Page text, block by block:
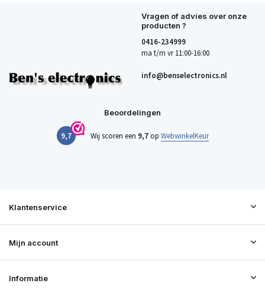
Vragen of advies over onze
producten ?
0416-234999
ma t/m vr 11:00-16:00
info@benselectronics.nl
Beoordelingen
9,7 Wij scoren een 9,7op WebwinkelKeur
Klantenservice
Mijn account
Informatie